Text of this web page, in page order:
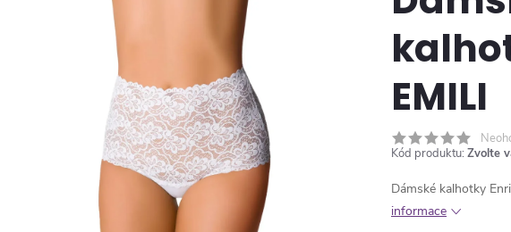
EMILI
Kód produktu: Zvolte
Dámské kalhotky
informace